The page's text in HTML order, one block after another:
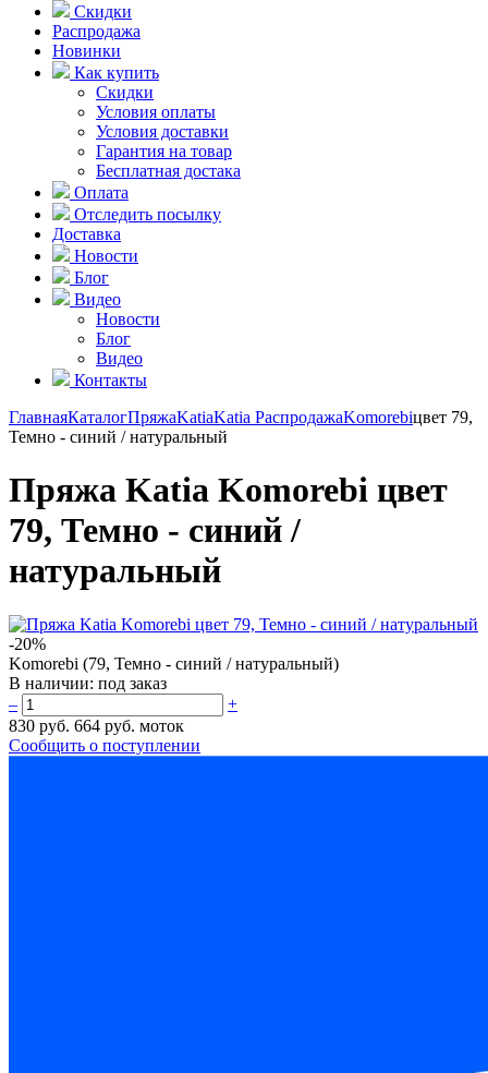
Скидки
Распродажа
Новинки
Как купить
Скидки
Условия оплаты
Условия доставки
Гарантия на товар
Бесплатная достака
Оплата
Отследить посылку
Доставка
Новости
Блог
Видео
Новости
Блог
Видео
Контакты
ГлавнаяКаталогПряжаKatiaKatia РаспродажаKomorebiцвет 79,
Темно - синий / натуральный
Пряжа Katia Komorebi цвет
79, Темно - синий /
натуральный
-20%
Komorebi (79, Темно - синий / натуральный)
В наличии: под заказ
–
+
830 руб. 664 руб. моток
Сообщить о поступлении